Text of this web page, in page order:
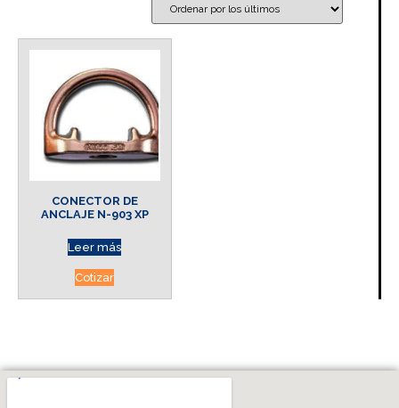
CONECTOR DE
ANCLAJE N-903 XP
Leer más
Cotizar